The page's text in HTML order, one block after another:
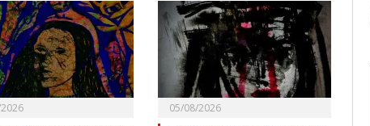
05/08/2026